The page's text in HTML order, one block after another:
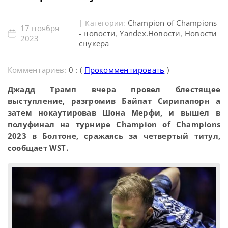
17 ноября
2023
| Категории: Champion of Champions
- новости,Yandex.Новости, Новости
снукера
Комментариев:0 : ( Прокомментировать )
Джадд Трамп вчера провел блестящее
выступление, разгромив Байпат Сирипапорн а
затем нокаутировав Шона Мерфи, и вышел в
полуфинал на турнире Champion of Champions
2023 в Болтоне, сражаясь за четвертый титул,
сообщает WST.